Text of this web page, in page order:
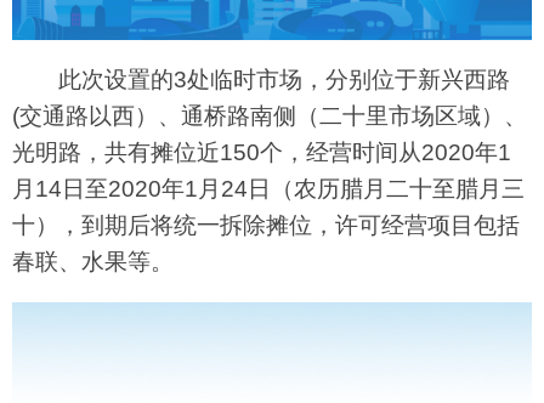
此次设置的3处临时市场，分别位于新兴西路
(交通路以西）、通桥路南侧（二十里市场区域）、
光明路，共有摊位近150个，经营时间从2020年1
月14日至2020年1月24日（农历腊月二十至腊月三
十），到期后将统一拆除摊位，许可经营项目包括
春联、水果等。